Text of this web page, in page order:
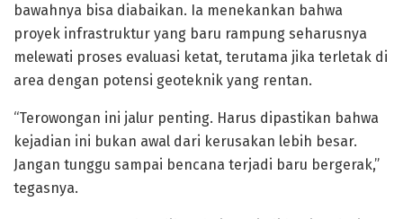
bawahnya bisa diabaikan. Ia menekankan bahwa
proyek infrastruktur yang baru rampung seharusnya
melewati proses evaluasi ketat, terutama jika terletak di
area dengan potensi geoteknik yang rentan.
“Terowongan ini jalur penting. Harus dipastikan bahwa
kejadian ini bukan awal dari kerusakan lebih besar.
Jangan tunggu sampai bencana terjadi baru bergerak,”
tegasnya.